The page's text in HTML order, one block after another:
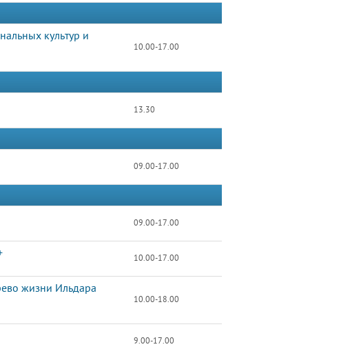
культур и
10.00-17.00
13.30
09.00-17.00
09.00-17.00
10.00-17.00
жизни Ильдара
10.00-18.00
9.00-17.00